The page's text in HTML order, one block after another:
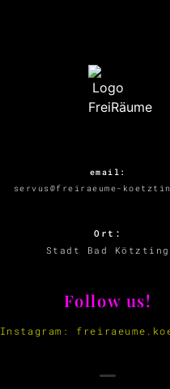
email:
servus@freiraeume-
Ort:
Stadt Bad Kötzting
Follow us!
Instagram: